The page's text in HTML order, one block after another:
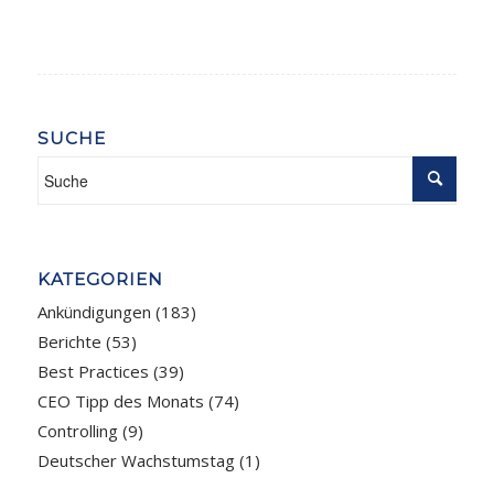
SUCHE
KATEGORIEN
Ankündigungen (183)
Berichte (53)
Best Practices (39)
CEO Tipp des Monats (74)
Controlling(9)
Deutscher Wachstumstag(1)